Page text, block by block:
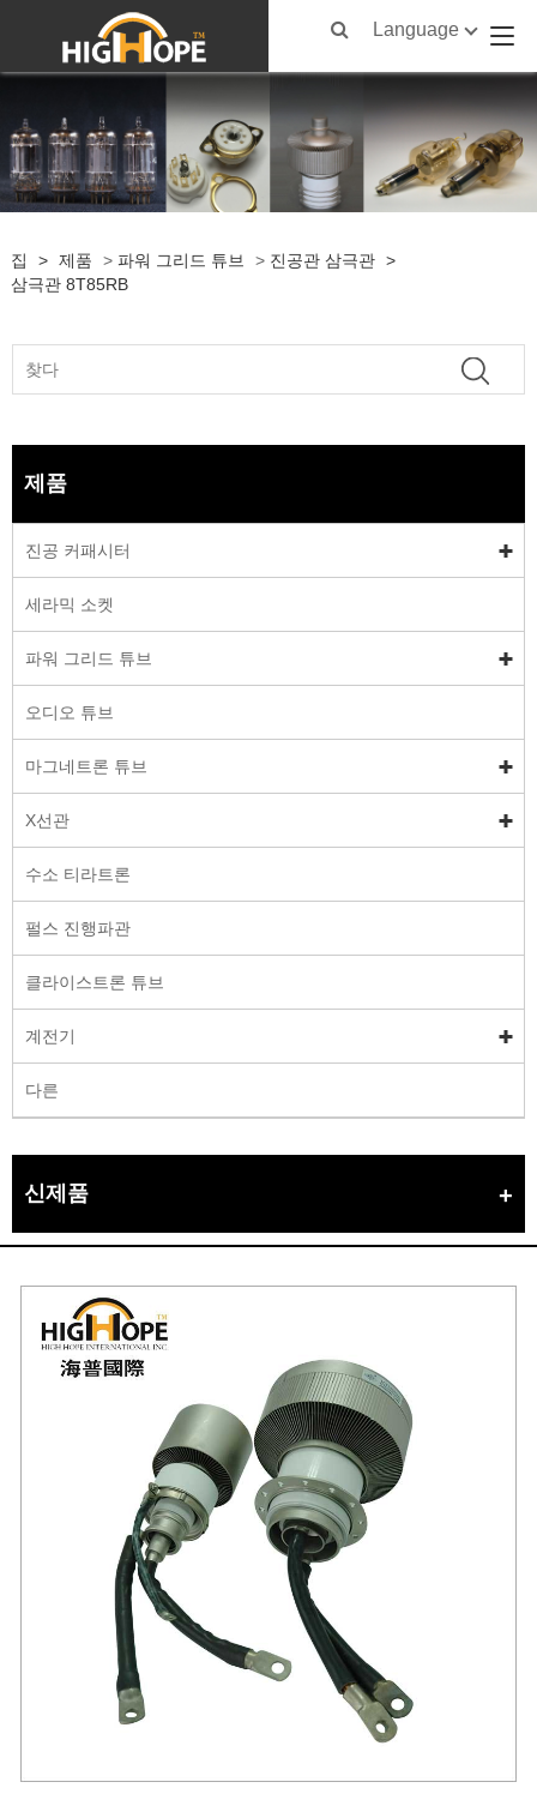
Language
집 > 제품 > 파워 그리드 튜브 > 진공관 삼극관 >
삼극관 8T85RB
제품
진공 커패시터
세라믹 소켓
파워 그리드 튜브
오디오 튜브
마그네트론 튜브
X선관
수소 티라트론
펄스 진행파관
클라이스트론 튜브
계전기
다른
신제품